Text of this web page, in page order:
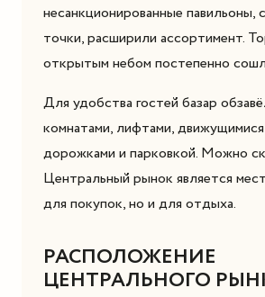
несанкционированные павильоны,
точки, расширили ассортимент.
открытым небом постепенно
Для удобства гостей базар
комнатами, лифтами,
дорожками и парковкой. Можно
Центральный рынок является
для покупок, но и для отдыха.
РАСПОЛОЖЕНИЕ
ЦЕНТРАЛЬНОГО